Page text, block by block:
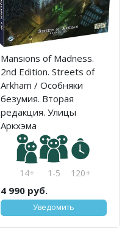
Mansions of Madness.
2nd Edition. Streets of
Arkham / Особняки
безумия. Вторая
редакция. Улицы
Аркхэма
14+ 1-5 120+
4 990 руб.
Уведомить